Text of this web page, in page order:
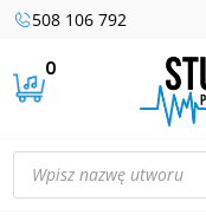
508 106 792
0
Wyszukiwarka
produktów